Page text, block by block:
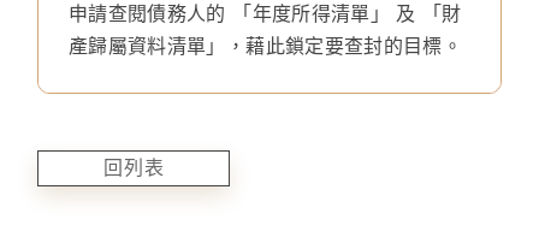
申請查閱債務人的 「年度所得清單」 及 「財
產歸屬資料清單」，藉此鎖定要查封的目標。
回列表